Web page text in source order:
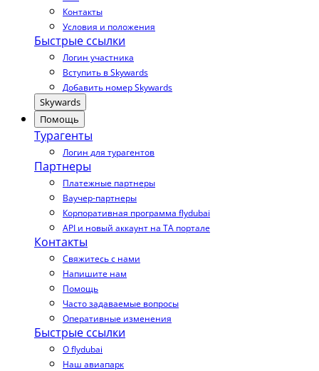
Контакты
Условия и положения
Быстрые ссылки
Логин участника
Вступить в Skywards
Добавить номер Skywards
Skywards
Помощь
Турагенты
Логин для турагентов
Партнеры
Платежные партнеры
Ваучер-партнеры
Корпоративная программа flydubai
API и новый аккаунт на TA портале
Контакты
Свяжитесь с нами
Напишите нам
Помощь
Часто задаваемые вопросы
Оперативные изменения
Быстрые ссылки
О flydubai
Наш авиапарк